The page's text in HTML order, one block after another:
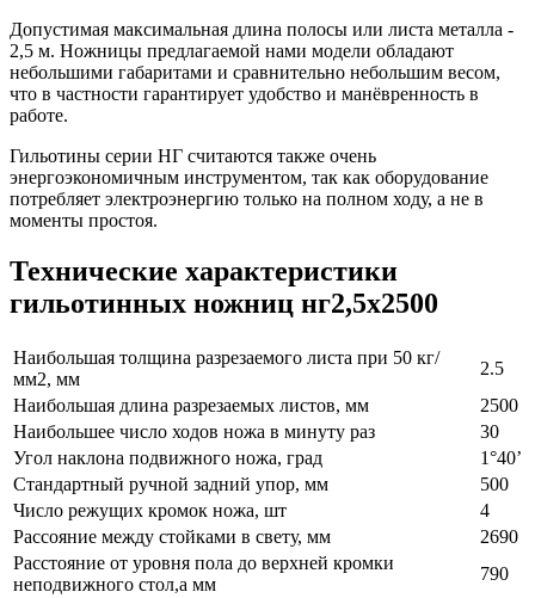
Допустимая максимальная длина полосы или листа металла -
2,5 м. Ножницы предлагаемой нами модели обладают
небольшими габаритами и сравнительно небольшим весом,
что в частности гарантирует удобство и манёвренность в
работе.
Гильотины серии НГ считаются также очень
энергоэкономичным инструментом, так как оборудование
потребляет электроэнергию только на полном ходу, а не в
моменты простоя.
Технические характеристики
гильотинных ножниц нг2,5х2500
Наибольшая толщина разрезаемого листа при 50 кг/
мм2, мм
2.5
Наибольшая длина разрезаемых листов, мм
2500
Наибольшее число ходов ножа в минуту раз
30
Угол наклона подвижного ножа, град
1°40’
Стандартный ручной задний упор, мм
500
Число режущих кромок ножа, шт
4
Рассояние между стойками в свету, мм
2690
Расстояние от уровня пола до верхней кромки
неподвижного стол,а мм
790